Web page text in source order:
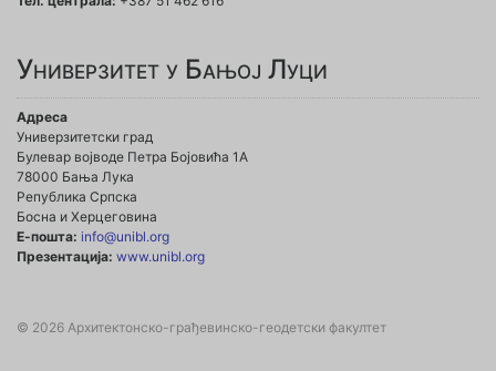
Универзитет у Бањој Луци
Адреса
Универзитетски град
Булевар војводе Петра Бојовића 1А
78000 Бања Лука
Република Српска
Босна и Херцеговина
Е-пошта: info@unibl.org
Презентација: www.unibl.org
© 2026 Архитектонско-грађевинско-геодетски факултет